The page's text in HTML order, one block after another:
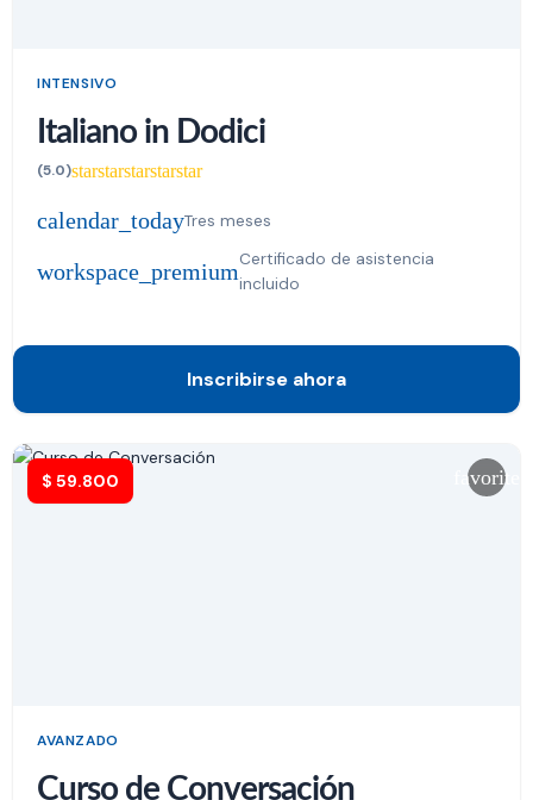
INTENSIVO
Italiano in Dodici
(5.0)starstarstarstarstar
calendar_todayTres meses
workspace_premiumCertificado de asistencia
incluido
Inscribirse ahora
$ 59.800 favorite
AVANZADO
Curso de Conversación